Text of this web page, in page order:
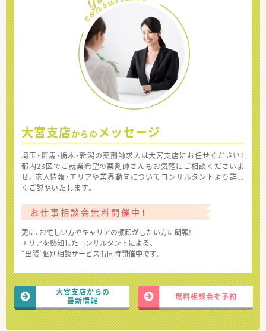
大宮支店からの メッセージ
埼玉・群馬・栃木・新潟の薬剤師求人は大宮支店にお任せください！
都内23区でご就業希望の薬剤師さんもお気軽にご相談くださいま
せ。求人情報・エリアや業界動向についてコンサルタントより詳し
くご説明いたします。
お仕事相談会無料開催中！
更に、お忙しい方やキャリアの棚卸がしたい方に朗報!
エリアを熟知したコンサルタントによる、
“出張”個別相談サービスも同時開催中です。
大宮支店からの
最新情報
無料相談会を予約